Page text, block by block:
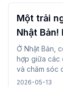
Một trải
Nhật
trong
Ở Nhật Bản,
hợp giữa các
và chăm sóc
ngày, bạn có
2026-05-13